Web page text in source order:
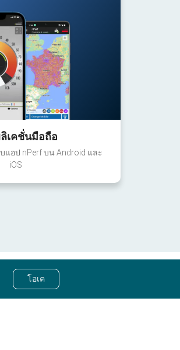
เคชั่นมือถือ
แอป nPerf บน Android และ
iOS
โอเค